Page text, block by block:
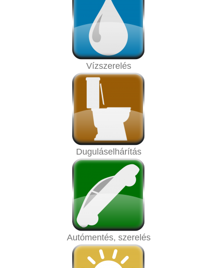
Vízszerelés
Duguláselhárítás
Autómentés, szerelés